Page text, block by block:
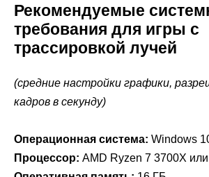
Рекомендуемые
требования для игры с
трассировкой лучей
(средние настройки графики,
кадров в секунду)
Операционная система: Windows
Процессор: AMD Ryzen 7 3700X